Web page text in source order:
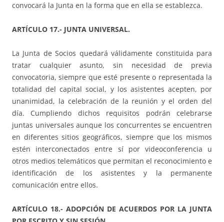
convocará la Junta en la forma que en ella se establezca.
ARTÍCULO 17.- JUNTA UNIVERSAL.
La Junta de Socios quedará válidamente constituida para
tratar cualquier asunto, sin necesidad de previa
convocatoria, siempre que esté presente o representada la
totalidad del capital social, y los asistentes acepten, por
unanimidad, la celebración de la reunión y el orden del
día. Cumpliendo dichos requisitos podrán celebrarse
juntas universales aunque los concurrentes se encuentren
en diferentes sitios geográficos, siempre que los mismos
estén interconectados entre sí por videoconferencia u
otros medios telemáticos que permitan el reconocimiento e
identificación de los asistentes y la permanente
comunicación entre ellos.
ARTÍCULO 18.- ADOPCIÓN DE ACUERDOS POR LA JUNTA